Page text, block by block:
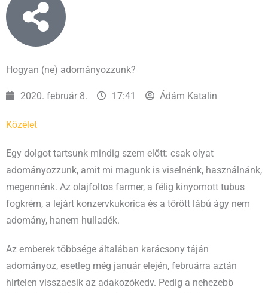
Hogyan (ne) adományozzunk?
2020. február 8. 17:41 Ádám Katalin
Közélet
Egy dolgot tartsunk mindig szem előtt: csak olyat
adományozzunk, amit mi magunk is viselnénk, használnánk,
megennénk. Az olajfoltos farmer, a félig kinyomott tubus
fogkrém, a lejárt konzervkukorica és a törött lábú ágy nem
adomány, hanem hulladék.
Az emberek többsége általában karácsony táján
adományoz, esetleg még január elején, februárra aztán
hirtelen visszaesik az adakozókedv. Pedig a nehezebb